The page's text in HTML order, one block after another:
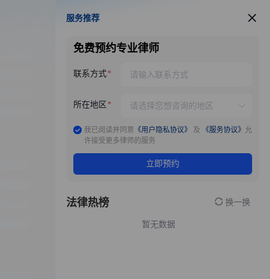
服务推荐
服务推荐
免费预约专业律师
联系方式
所在地区
我已阅读并同意 《用户隐私协议》 及 《服务协议》 允
许接受更多律师的服务
立即预约
法律热榜 换一换
暂无数据